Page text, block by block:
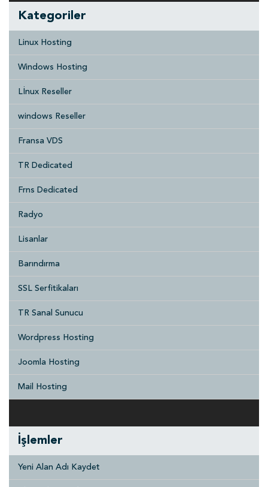
Kategoriler
Linux Hosting
Windows Hosting
Lİnux Reseller
windows Reseller
Fransa VDS
TR Dedicated
Frns Dedicated
Radyo
Lisanlar
Barındırma
SSL Serfitikaları
TR Sanal Sunucu
Wordpress Hosting
Joomla Hosting
Mail Hosting
İşlemler
Yeni Alan Adı Kaydet